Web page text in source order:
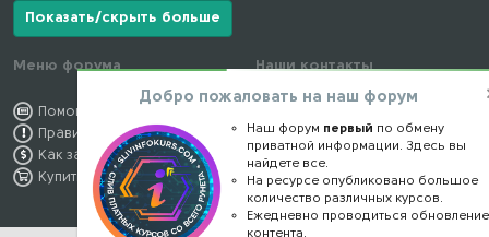
Показать/скрыть больше
Меню форума
Помощь по форуму
Правила форума
Как заработать
Купить премиум
Наши контакты
Обратная связь
Конфиденциальность
Правообладателям
Добро пожаловать на наш форум
Наш форум первый по обмену
приватной информации. Здесь вы
найдете все.
На ресурсе опубликовано большое
количество различных курсов.
Ежедневно проводиться обновление
контента.